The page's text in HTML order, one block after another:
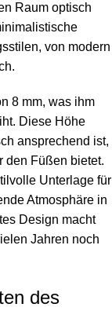
Raum optisch
von modern
8 mm, was ihm
Diese Höhe
ansprechend ist,
den Füßen bietet.
Unterlage für
Atmosphäre in
Design macht
Jahren noch
des